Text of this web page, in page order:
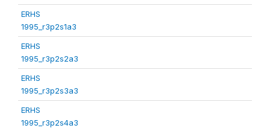
ERHS
1995_r3p2s1a3
ERHS
1995_r3p2s2a3
ERHS
1995_r3p2s3a3
ERHS
1995_r3p2s4a3